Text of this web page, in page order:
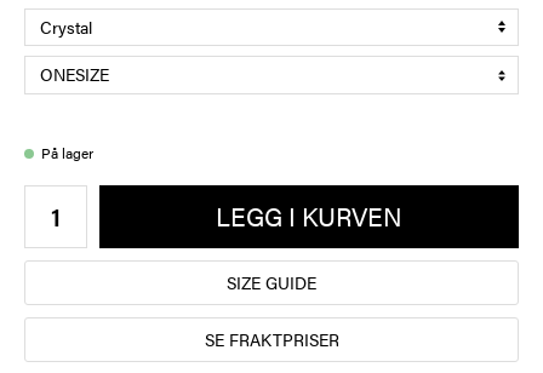
På lager
LEGG I KURVEN
SIZE GUIDE
SE FRAKTPRISER